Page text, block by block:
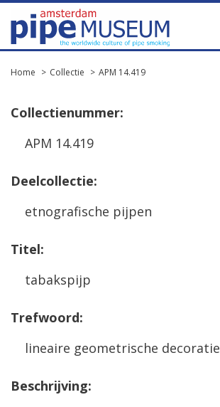
Home Collectie APM 14.419
Collectienummer:
APM 14.419
Deelcollectie:
etnografische pijpen
Titel:
tabakspijp
Trefwoord:
lineaire geometrische decoratie
Beschrijving: